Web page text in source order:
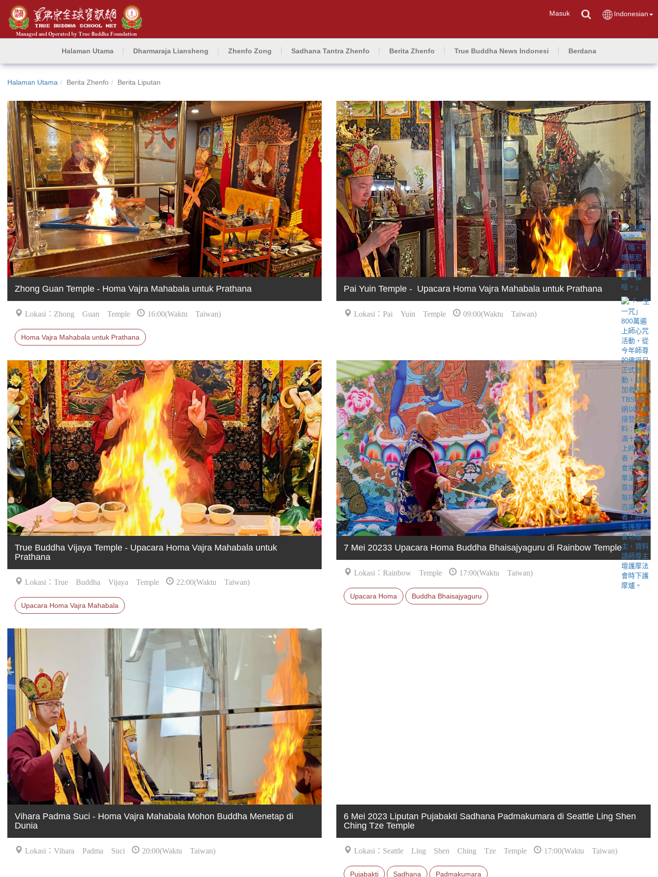
Masuk Indonesian
Halaman Utama Dharmaraja Liansheng Zhenfo Zong Sadhana Tantra Zhenfo Berita Zhenfo True Buddha News Indonesi Berdana
Halaman Utama Berita Zhenfo Berita Liputan
Zhong Guan Temple - Homa Vajra Mahabala untuk Prathana
Lokasi：Zhong Guan Temple 16:00(Waktu Taiwan)
Homa Vajra Mahabala untuk Prathana
Pai Yuin Temple - Upacara Homa Vajra Mahabala untuk Prathana
Lokasi：Pai Yuin Temple 09:00(Waktu Taiwan)
True Buddha Vijaya Temple - Upacara Homa Vajra Mahabala untuk
Prathana
Lokasi：True Buddha Vijaya Temple 22:00(Waktu Taiwan)
Upacara Homa Vajra Mahabala
7 Mei 20233 Upacara Homa Buddha Bhaisajyaguru di Rainbow Temple
Lokasi：Rainbow Temple 17:00(Waktu Taiwan)
Upacara Homa Buddha Bhaisajyaguru
Vihara Padma Suci - Homa Vajra Mahabala Mohon Buddha Menetap di
Dunia
Lokasi：Vihara Padma Suci 20:00(Waktu Taiwan)
6 Mei 2023 Liputan Pujabakti Sadhana Padmakumara di Seattle Ling Shen
Ching Tze Temple
Lokasi：Seattle Ling Shen Ching Tze Temple 17:00(Waktu Taiwan)
Pujabakti Sadhana Padmakumara